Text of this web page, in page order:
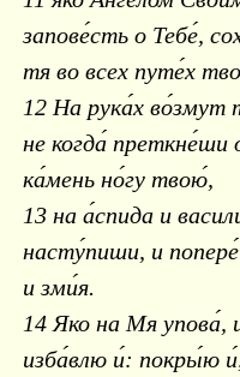
запове́сть о Тебе́,
тя во всех путе́х
12 На рука́х во́змут
не когда́ преткне́ши
ка́мень но́гу твою́,
13 на а́спида и
насту́пиши, и
и зми́я.
14 Яко на Мя упова́,
изба́влю и́: покры́ю